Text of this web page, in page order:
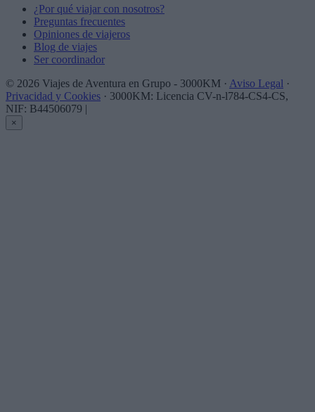
¿Por qué viajar con nosotros?
Preguntas frecuentes
Opiniones de viajeros
Blog de viajes
Ser coordinador
© 2026 Viajes de Aventura en Grupo - 3000KM · Aviso Legal ·
Privacidad y Cookies · 3000KM: Licencia CV-n-l784-CS4-CS,
NIF: B44506079 |
×